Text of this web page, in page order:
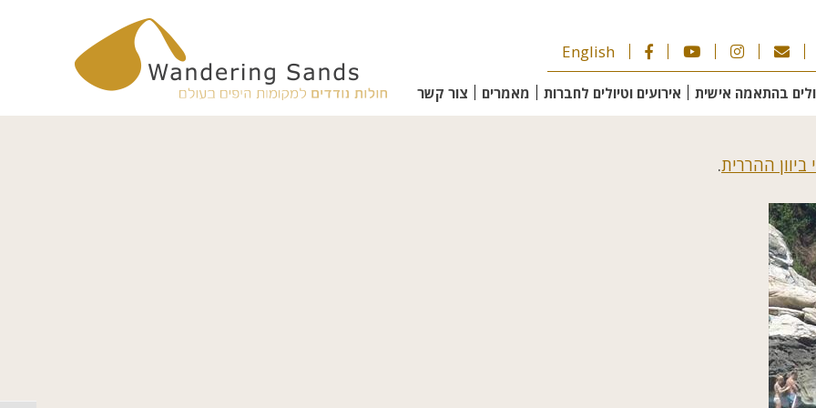
English
בהתאמה אישית אירועים וטיולים לחברות מאמרים צור קשר
ביוון ההררית.